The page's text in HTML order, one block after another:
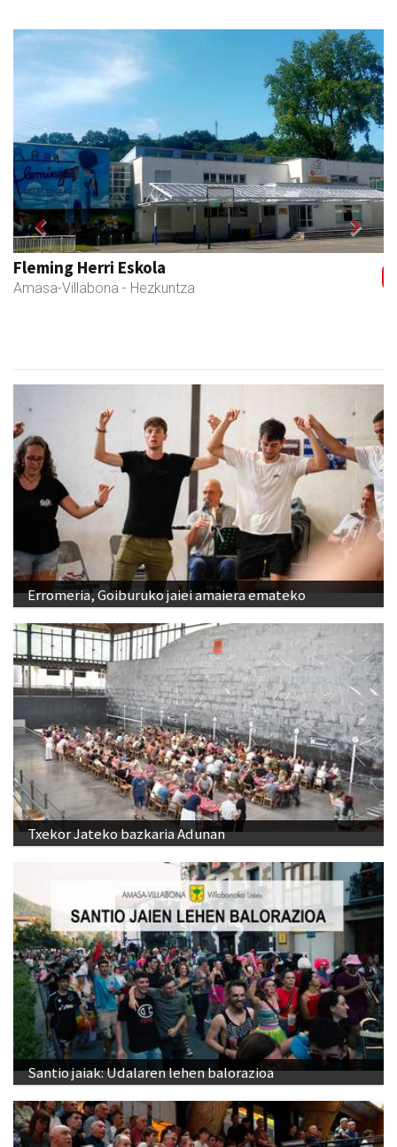
Fleming Herri Eskola
Amasa-Villabona - Hezkuntza
Previous Next
Erromeria, Goiburuko jaiei amaiera emateko
Txekor Jateko bazkaria Adunan
Santio jaiak: Udalaren lehen balorazioa